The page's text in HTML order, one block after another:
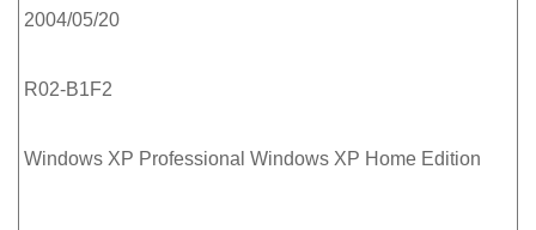
2004/05/20
R02-B1F2
Windows XP Professional Windows XP Home Edition